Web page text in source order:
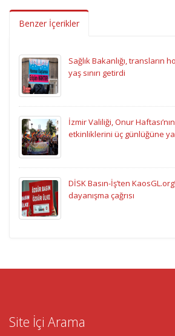
Benzer İçerikler
Sağlık Bakanlığı, transların
yaş sınırı getirdi
İzmir Valiliği, Onur
etkinliklerini üç günlüğüne
DİSK Basın-İş’ten
dayanışma çağrısı
Site İçi Arama